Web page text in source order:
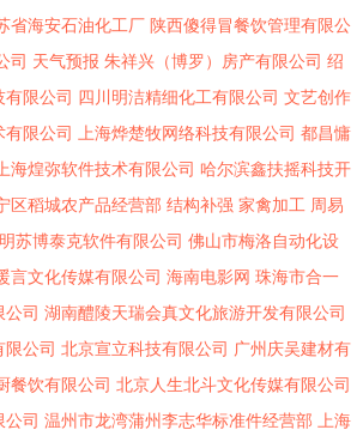
省海安石油化工厂 陕西傻得冒餐饮管理有限公
司 天气预报 朱祥兴（博罗）房产有限公司 绍
限公司 四川明洁精细化工有限公司 文艺创作
限公司
上海烨楚牧网络科技有限公司 都昌慵
上海煌弥软件技术有限公司 哈尔滨鑫扶摇科技开
区稻城农产品经营部 结构补强 家禽加工 周易
苏博泰克软件有限公司 佛山市梅洛自动化设
言文化传媒有限公司 海南电影网 珠海市合一
司 湖南醴陵天瑞会真文化旅游开发有限公司
限公司 北京宣立科技有限公司 广州庆吴建材有
餐饮有限公司 北京人生北斗文化传媒有限公司
司 温州市龙湾蒲州李志华标准件经营部
上海